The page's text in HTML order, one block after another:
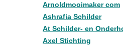
Arnoldmooimaker com
Ashrafia Schilder
At Schilder- en
Axel Stichting